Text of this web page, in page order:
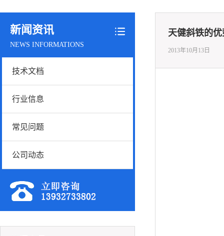
新闻资讯
NEWS INFORMATIONS
技术文档
行业信息
常见问题
公司动态
天健斜铁的优
2013年10月13日